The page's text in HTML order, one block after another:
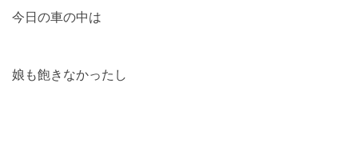
今日の車の中は
娘も飽きなかったし